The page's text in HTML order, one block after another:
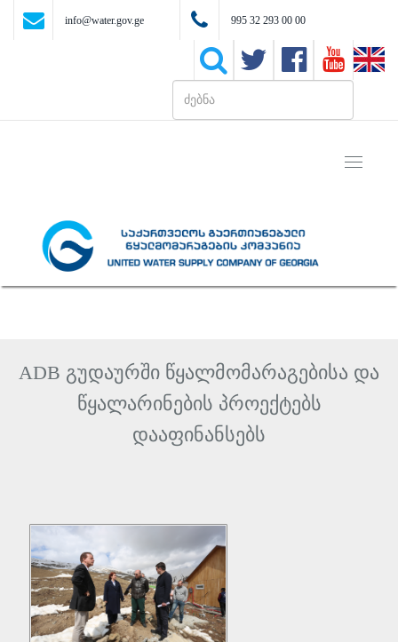
info@water.gov.ge 995 32 293 00 00
Toggle
ADB გუდაურში წყალმომარაგებისა და
წყალარინების პროექტებს
დააფინანსებს